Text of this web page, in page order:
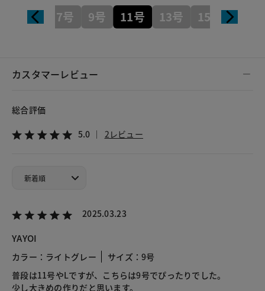
7号 9号 11号 13号 15号
カスタマーレビュー
総合評価
5.0 2レビュー
2025.03.23
YAYOI
カラー：ライトグレー
サイズ：9号
普段は11号やLですが、こちらは9号でぴったりでした。
少し大きめの作りだと思います。